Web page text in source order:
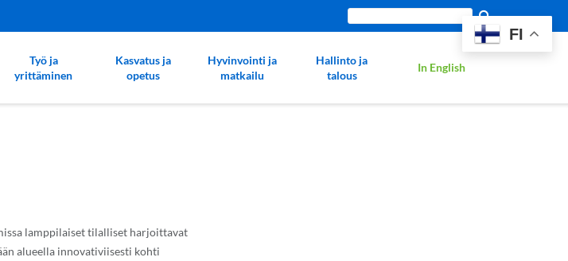
sivustolta:
Työ ja
yrittäminen
Kasvatus ja
opetus
Hyvinvointi ja
matkailu
Hallinto ja
talous
In English
lamppilaiset tilalliset harjoittavat
alueella innovativiisesti kohti
FI